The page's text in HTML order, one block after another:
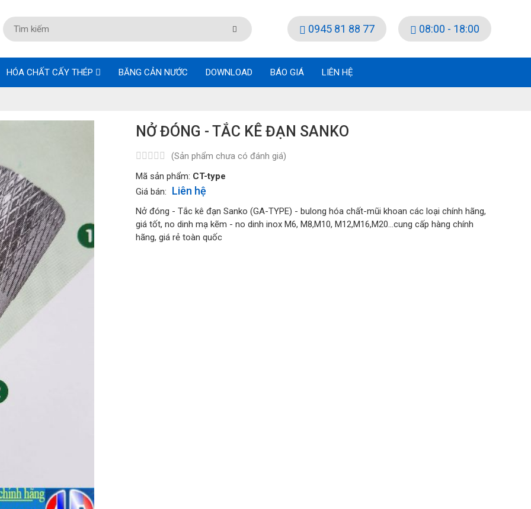
0945 81 88 77 08:00 - 18:00
HÓA CHẤT CẤY THÉP BĂNG CẢN NƯỚC DOWNLOAD BÁO GIÁ LIÊN HỆ
NỞ ĐÓNG - TẮC KÊ ĐẠN SANKO
(Sản phẩm chưa có đánh giá)
Mã sản phẩm: CT-type
Giá bán:
Liên hệ
Nở đóng - Tắc kê đạn Sanko (GA-TYPE) - bulong hóa chất-mũi khoan các loại chính hãng,
giá tốt, no dinh mạ kẽm - no dinh inox M6, M8,M10, M12,M16,M20...cung cấp hàng chính
hãng, giá rẻ toàn quốc